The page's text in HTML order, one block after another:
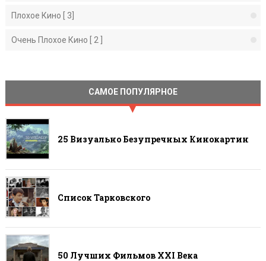
Плохое Кино [ 3]
Очень Плохое Кино [ 2 ]
САМОЕ ПОПУЛЯРНОЕ
25 Визуально Безупречных Кинокартин
Список Тарковского
50 Лучших Фильмов ХХI Века